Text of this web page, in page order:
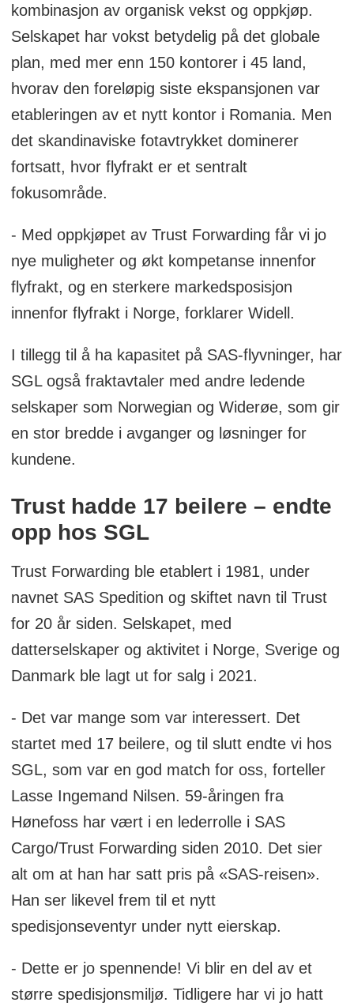
kombinasjon av organisk vekst og oppkjøp.
Selskapet har vokst betydelig på det globale
plan, med mer enn 150 kontorer i 45 land,
hvorav den foreløpig siste ekspansjonen var
etableringen av et nytt kontor i Romania. Men
det skandinaviske fotavtrykket dominerer
fortsatt, hvor flyfrakt er et sentralt
fokusområde.
- Med oppkjøpet av Trust Forwarding får vi jo
nye muligheter og økt kompetanse innenfor
flyfrakt, og en sterkere markedsposisjon
innenfor flyfrakt i Norge, forklarer Widell.
I tillegg til å ha kapasitet på SAS-flyvninger, har
SGL også fraktavtaler med andre ledende
selskaper som Norwegian og Widerøe, som gir
en stor bredde i avganger og løsninger for
kundene.
Trust hadde 17 beilere – endte
opp hos SGL
Trust Forwarding ble etablert i 1981, under
navnet SAS Spedition og skiftet navn til Trust
for 20 år siden. Selskapet, med
datterselskaper og aktivitet i Norge, Sverige og
Danmark ble lagt ut for salg i 2021.
- Det var mange som var interessert. Det
startet med 17 beilere, og til slutt endte vi hos
SGL, som var en god match for oss, forteller
Lasse Ingemand Nilsen. 59-åringen fra
Hønefoss har vært i en lederrolle i SAS
Cargo/Trust Forwarding siden 2010. Det sier
alt om at han har satt pris på «SAS-reisen».
Han ser likevel frem til et nytt
spedisjonseventyr under nytt eierskap.
- Dette er jo spennende! Vi blir en del av et
større spedisjonsmiljø. Tidligere har vi jo hatt